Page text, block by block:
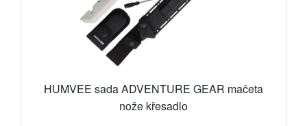
HUMVEE sada ADVENTURE GEAR mačeta
nože křesadlo